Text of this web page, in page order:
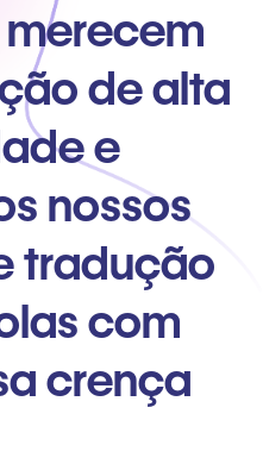
de alta
e
nossos
tradução
com
crença